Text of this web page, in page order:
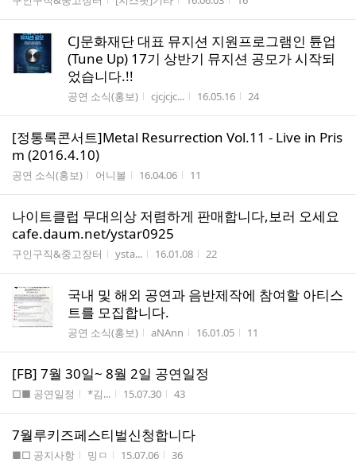
CJ문화재단 대표 뮤지션 지원프로그램인 튠업
(Tune Up) 17기 상반기 뮤지션 공모가 시작되
었습니다.!!
게시판명
공연 소식(홍보) 작성자
cjcjcjc... 작성시간
16.05.16 조회수
24
[정통록콘서트]Metal Resurrection Vol.11 - Live in Pris
m (2016.4.10)
게시판명
공연 소식(홍보) 작성자
어니볼 작성시간
16.04.06 조회수
11
나이트클럽 무대의상 저렴하게 판매합니다,보러 오세요
cafe.daum.net/ystar0925
게시판명
구인구직&중고장터 작성자
ysta... 작성시간
16.01.08 조회수
22
국내 및 해외 공연과 음반제작에 참여할 아티스
트를 모집합니다.
게시판명
공연 소식(홍보) 작성자
aNAnn 작성시간
16.01.05 조회수
11
[FB] 7월 30일~ 8월 2일 공연일정
게시판명
□■ 공연일정 작성자
*김... 작성시간
15.07.30 조회수
43
7월루키즈페스티벌신청합니다
게시판명
■□ 공지사항 작성자
밍ㅁ 작성시간
15.07.06 조회수
36